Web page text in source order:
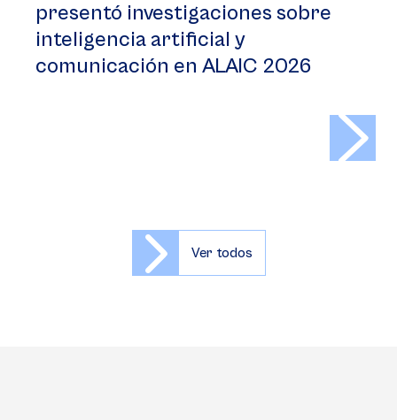
presentó investigaciones sobre
inteligencia artificial y
comunicación en ALAIC 2026
Ver todos